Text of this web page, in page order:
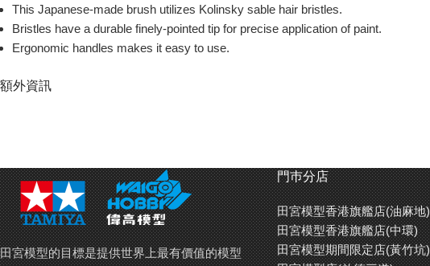
This Japanese-made brush utilizes Kolinsky sable hair bristles.
Bristles have a durable finely-pointed tip for precise application of paint.
Ergonomic handles makes it easy to use.
額外資訊
田宮模型的目標是提供世界上最有價值的模型
門巿分店
田宮模型香港旗艦店(油麻地)
田宮模型香港旗艦店(中環)
田宮模型期間限定店(黃竹坑)